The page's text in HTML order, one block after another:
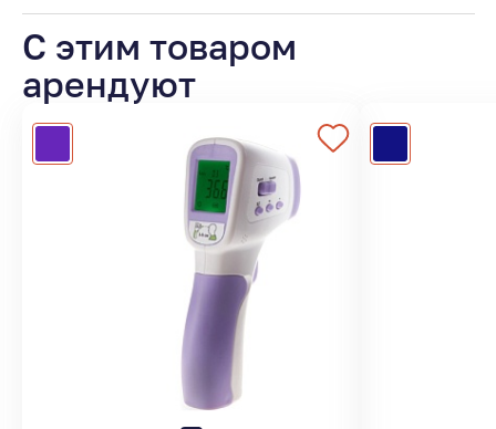
С этим товаром
арендуют